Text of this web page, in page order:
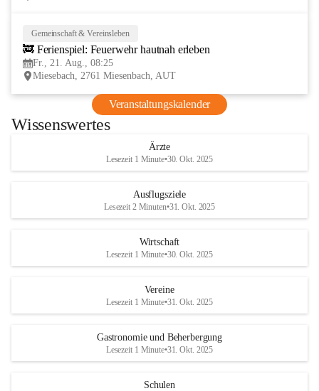
Gemeinschaft & Vereinsleben
🚒 Ferienspiel: Feuerwehr hautnah erleben
Fr., 21. Aug., 08:25
Miesebach, 2761 Miesenbach, AUT
Veranstaltungskalender
Wissenswertes
Ärzte
Lesezeit 1 Minute•30. Okt. 2025
Ausflugsziele
Lesezeit 2 Minuten•31. Okt. 2025
Wirtschaft
Lesezeit 1 Minute•30. Okt. 2025
Vereine
Lesezeit 1 Minute•31. Okt. 2025
Gastronomie und Beherbergung
Lesezeit 1 Minute•31. Okt. 2025
Schulen